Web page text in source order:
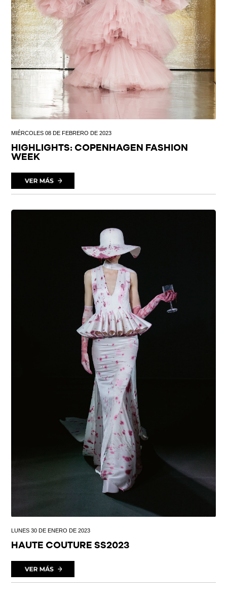
MIÉRCOLES 08 DE FEBRERO DE 2023
HIGHLIGHTS: COPENHAGEN FASHION
WEEK
LUNES 30 DE ENERO DE 2023
HAUTE COUTURE SS2023